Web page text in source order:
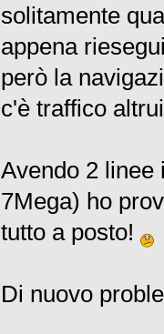
solitamente
appena
però la
c'è traffico
Avendo 2 linee
7Mega) ho
tutto a posto!
Di nuovo